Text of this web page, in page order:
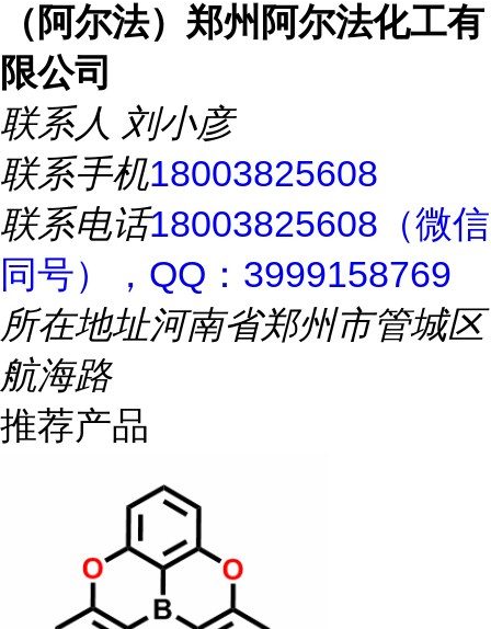
（阿尔法）郑州阿尔法化工有
限公司
联系人 刘小彦
联系手机18003825608
联系电话18003825608（微信
同号），QQ：3999158769
所在地址河南省郑州市管城区
航海路
推荐产品